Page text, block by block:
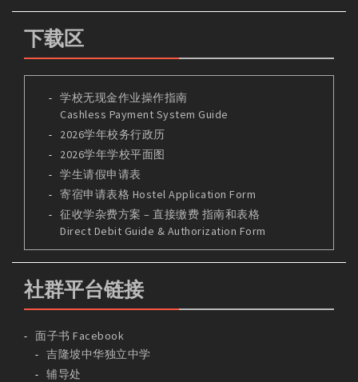
下载区
学校无现金作业操作指南
Cashless Payment System Guide
2026学年校务行政历
2026学年学校平面图
学生请假申请表
寄宿申请表格 Hostel Application Form
征收学杂费方案 – 直接缴费 指南和表格
Direct Debit Guide & Authorization Form
社群平台链接
面子书 Facebook
吉隆坡中华独立中学
辅导处